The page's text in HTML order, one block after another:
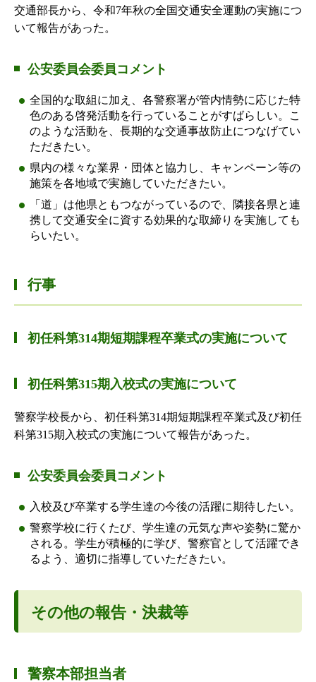
交通部長から、令和7年秋の全国交通安全運動の実施につ
いて報告があった。
公安委員会委員コメント
全国的な取組に加え、各警察署が管内情勢に応じた特
色のある啓発活動を行っていることがすばらしい。こ
のような活動を、長期的な交通事故防止につなげてい
ただきたい。
県内の様々な業界・団体と協力し、キャンペーン等の
施策を各地域で実施していただきたい。
「道」は他県ともつながっているので、隣接各県と連
携して交通安全に資する効果的な取締りを実施しても
らいたい。
行事
初任科第314期短期課程卒業式の実施について
初任科第315期入校式の実施について
警察学校長から、初任科第314期短期課程卒業式及び初任
科第315期入校式の実施について報告があった。
公安委員会委員コメント
入校及び卒業する学生達の今後の活躍に期待したい。
警察学校に行くたび、学生達の元気な声や姿勢に驚か
される。学生が積極的に学び、警察官として活躍でき
るよう、適切に指導していただきたい。
その他の報告・決裁等
警察本部担当者